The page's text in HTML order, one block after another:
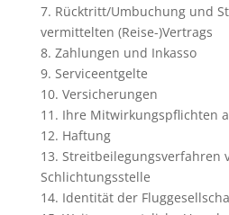
7. Rücktritt/Umbuchung und
vermittelten (Reise-)Vertrags
8. Zahlungen und Inkasso
9. Serviceentgelte
10. Versicherungen
11. Ihre Mitwirkungspflichten
12. Haftung
13. Streitbeilegungsverfahren
Schlichtungsstelle
14. Identität der